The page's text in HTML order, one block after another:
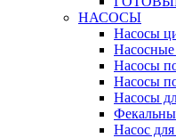
НАСОСЫ
Насосы
Насосы
Насосы
Насосы
Насос